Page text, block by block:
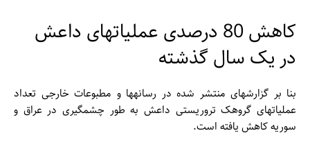
کاهش 80 درصدی عملیات­های داعش
در یک سال گذشته
بنا بر گزارش­های منتشر شده در رسانه­ها و مطبوعات خارجی تعداد
عملیات­های گروهک تروریستی داعش به طور چشمگیری در عراق و
سوریه کاهش یافته است.